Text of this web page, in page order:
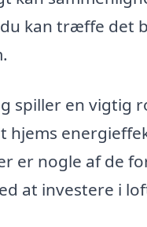
kan træffe det
spiller en vigtig
hjems
er nogle af de
at investere i